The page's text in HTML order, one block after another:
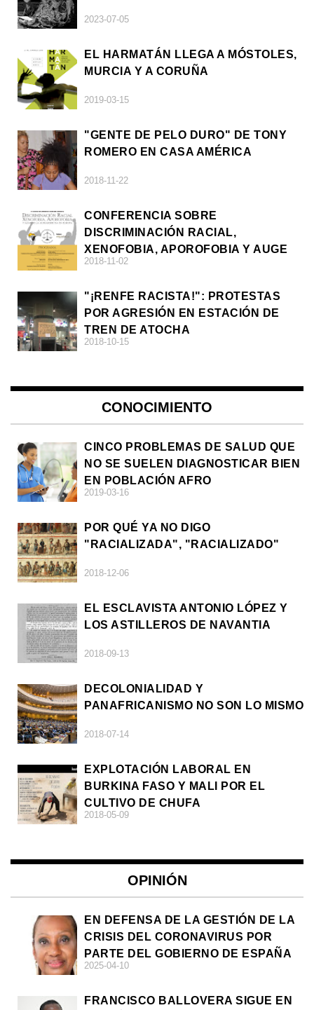
2023-07-05
EL HARMATÁN LLEGA A MÓSTOLES,
MURCIA Y A CORUÑA
2019-03-15
"GENTE DE PELO DURO" DE TONY
ROMERO EN CASA AMÉRICA
2018-11-22
CONFERENCIA SOBRE
DISCRIMINACIÓN RACIAL,
XENOFOBIA, APOROFOBIA Y AUGE
DE LA ULTRADERECHA EN EUROPA
2018-11-02
"¡RENFE RACISTA!": PROTESTAS
POR AGRESIÓN EN ESTACIÓN DE
TREN DE ATOCHA
2018-10-15
CONOCIMIENTO
CINCO PROBLEMAS DE SALUD QUE
NO SE SUELEN DIAGNOSTICAR BIEN
EN POBLACIÓN AFRO
2019-03-16
POR QUÉ YA NO DIGO
"RACIALIZADA", "RACIALIZADO"
2018-12-06
EL ESCLAVISTA ANTONIO LÓPEZ Y
LOS ASTILLEROS DE NAVANTIA
2018-09-13
DECOLONIALIDAD Y
PANAFRICANISMO NO SON LO MISMO
2018-07-14
EXPLOTACIÓN LABORAL EN
BURKINA FASO Y MALI POR EL
CULTIVO DE CHUFA
2018-05-09
OPINIÓN
EN DEFENSA DE LA GESTIÓN DE LA
CRISIS DEL CORONAVIRUS POR
PARTE DEL GOBIERNO DE ESPAÑA
2025-04-10
FRANCISCO BALLOVERA SIGUE EN